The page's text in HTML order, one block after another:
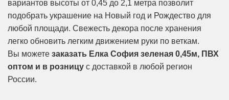
вариантов высоты от 0,45 до 2,1 метра позволит
подобрать украшение на Новый год и Рождество для
любой площади. Свежесть декора после хранения
легко обновить легким движением руки по веткам.
Вы можете заказать Елка София зеленая 0,45м, ПВХ
оптом и в розницу с доставкой в любой регион
России.